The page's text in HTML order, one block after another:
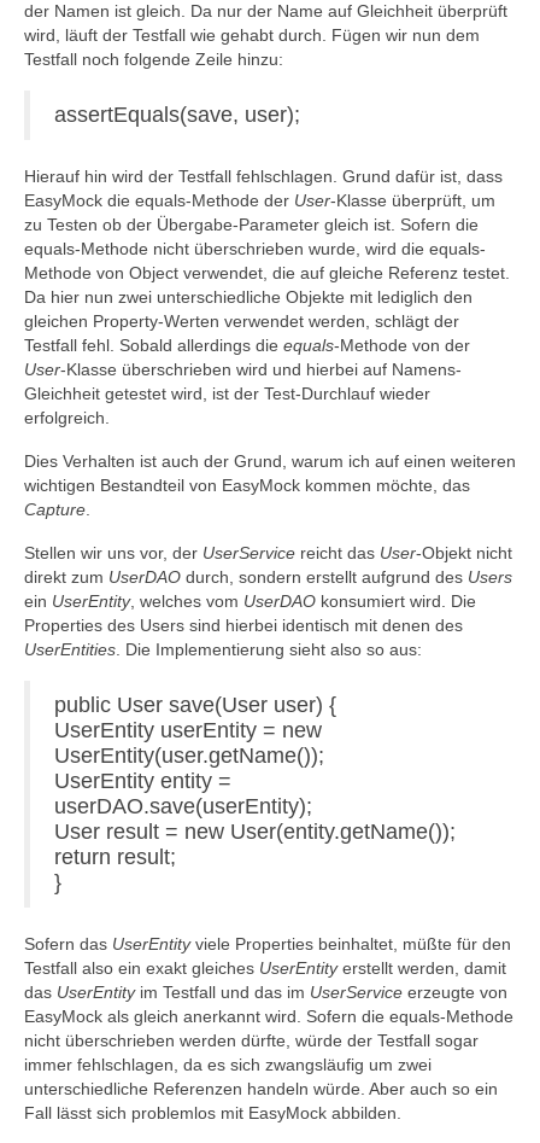
der Namen ist gleich. Da nur der Name auf Gleichheit überprüft
wird, läuft der Testfall wie gehabt durch. Fügen wir nun dem
Testfall noch folgende Zeile hinzu:
assertEquals(save, user);
Hierauf hin wird der Testfall fehlschlagen. Grund dafür ist, dass
EasyMock die equals-Methode der User-Klasse überprüft, um
zu Testen ob der Übergabe-Parameter gleich ist. Sofern die
equals-Methode nicht überschrieben wurde, wird die equals-
Methode von Object verwendet, die auf gleiche Referenz testet.
Da hier nun zwei unterschiedliche Objekte mit lediglich den
gleichen Property-Werten verwendet werden, schlägt der
Testfall fehl. Sobald allerdings die equals-Methode von der
User-Klasse überschrieben wird und hierbei auf Namens-
Gleichheit getestet wird, ist der Test-Durchlauf wieder
erfolgreich.
Dies Verhalten ist auch der Grund, warum ich auf einen weiteren
wichtigen Bestandteil von EasyMock kommen möchte, das
Capture
Stellen wir uns vor, der UserService reicht das User-Objekt nicht
direkt zum UserDAO durch, sondern erstellt aufgrund des Users
ein UserEntity, welches vom UserDAO konsumiert wird. Die
Properties des Users sind hierbei identisch mit denen des
UserEntities . Die Implementierung sieht also so aus:
public User save(User user) {
UserEntity userEntity = new
UserEntity(user.getName());
UserEntity entity =
userDAO.save(userEntity);
User result = new User(entity.getName());
return result;
}
Sofern das UserEntityviele Properties beinhaltet, müßte für den
Testfall also ein exakt gleiches UserEntityerstellt werden, damit
das UserEntityim Testfall und das im UserService erzeugte von
EasyMock als gleich anerkannt wird. Sofern die equals-Methode
nicht überschrieben werden dürfte, würde der Testfall sogar
immer fehlschlagen, da es sich zwangsläufig um zwei
unterschiedliche Referenzen handeln würde. Aber auch so ein
Fall lässt sich problemlos mit EasyMock abbilden.